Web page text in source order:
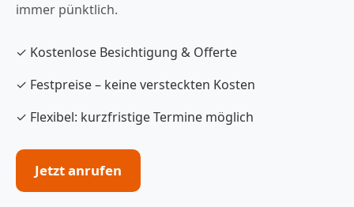
immer pünktlich.
✓ Kostenlose Besichtigung & Offerte
✓ Festpreise – keine versteckten Kosten
✓ Flexibel: kurzfristige Termine möglich
Jetzt anrufen